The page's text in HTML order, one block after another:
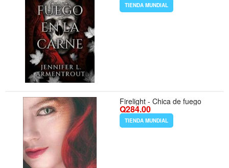
TIENDA MUNDIAL
Firelight - Chica de fuego
Q284.00
TIENDA MUNDIAL